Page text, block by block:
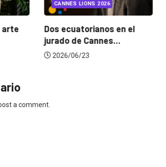
arte
CANNES LIONS 2026
Dos ecuatorianos en el
jurado de Cannes...
2026/06/23
a comment.